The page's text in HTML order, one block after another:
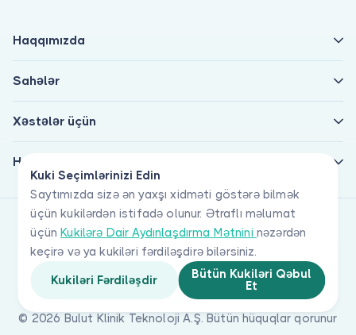
Kuki Seçimlərinizi Edin
Saytımızda sizə ən yaxşı xidməti göstərə bilmək
üçün kukilərdən istifadə olunur. Ətraflı məlumat
üçünKukilərə Dair Aydınlaşdırma Mətnini nəzərdən
keçirə və ya kukiləri fərdiləşdirə bilərsiniz.
Kukiləri Fərdiləşdir
Bütün Kukiləri Qəbul
Et
Haqqımızda
Sahələr
Xəstələr üçün
Həkimlər üçün
© 2026 Bulut Klinik Teknoloji A.Ş. Bütün hüquqlar qorunur